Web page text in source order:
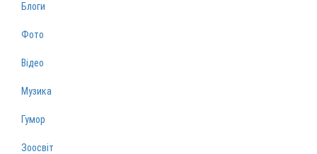
Блоги
Фото
Відео
Музика
Гумор
Зоосвіт